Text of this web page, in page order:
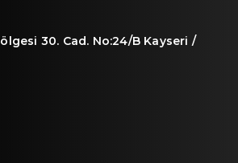
30. Cad. No:24/B Kayseri /